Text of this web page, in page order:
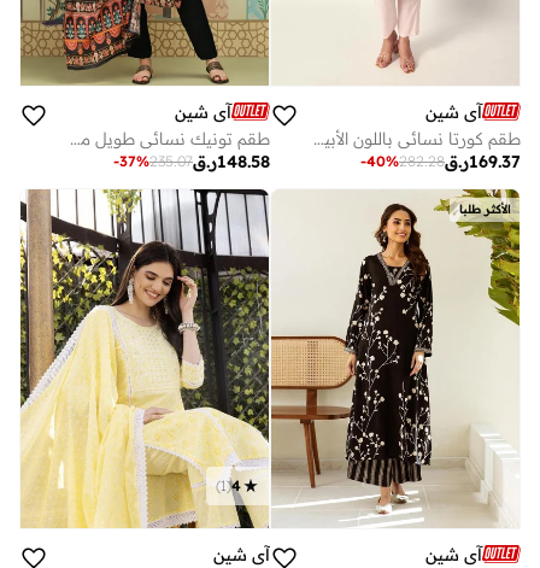
آي شين
طقم كورتا نسائي باللون الأبيض العاجي من الموسلين بنقشة ملمسية، بقصة بالازو كاملة، مقاس عادي
ر.ق169.37
282.28
-40%
آي شين
طقم تونيك نسائي طويل مستقيم مزين بالفسكوز متعدد الألوان
ر.ق148.58
235.07
-37%
الأكثر طلبا
آي شين
4
(
1
)
آي شين